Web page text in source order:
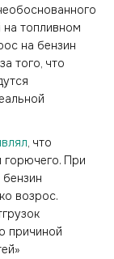
топливном
на бензин
того, что
, что
горючего. При
возрос.
причиной